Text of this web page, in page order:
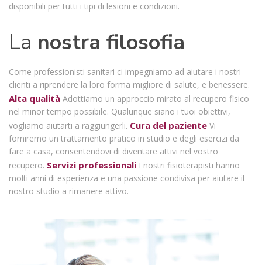
disponibili per tutti i tipi di lesioni e condizioni.
La nostra filosofia
Come professionisti sanitari ci impegniamo ad aiutare i nostri
clienti a riprendere la loro forma migliore di salute, e benessere.
Alta qualità Adottiamo un approccio mirato al recupero fisico
nel minor tempo possibile. Qualunque siano i tuoi obiettivi,
vogliamo aiutarti a raggiungerli. Cura del paziente Vi
forniremo un trattamento pratico in studio e degli esercizi da
fare a casa, consentendovi di diventare attivi nel vostro
recupero. Servizi professionali I nostri fisioterapisti hanno
molti anni di esperienza e una passione condivisa per aiutare il
nostro studio a rimanere attivo.